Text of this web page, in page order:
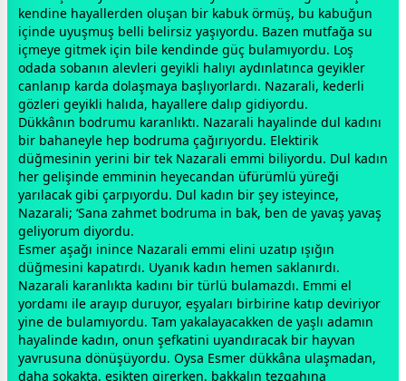
kendine hayallerden oluşan bir kabuk örmüş, bu kabuğun
içinde uyuşmuş belli belirsiz yaşıyordu. Bazen mutfağa su
içmeye gitmek için bile kendinde güç bulamıyordu. Loş
odada sobanın alevleri geyikli halıyı aydınlatınca geyikler
canlanıp karda dolaşmaya başlıyorlardı. Nazarali, kederli
gözleri geyikli halıda, hayallere dalıp gidiyordu.
Dükkânın bodrumu karanlıktı. Nazarali hayalinde dul kadını
bir bahaneyle hep bodruma çağırıyordu. Elektirik
düğmesinin yerini bir tek Nazarali emmi biliyordu. Dul kadın
her gelişinde emminin heyecandan üfürümlü yüreği
yarılacak gibi çarpıyordu. Dul kadın bir şey isteyince,
Nazarali; ‘Sana zahmet bodruma in bak, ben de yavaş yavaş
geliyorum diyordu.
Esmer aşağı inince Nazarali emmi elini uzatıp ışığın
düğmesini kapatırdı. Uyanık kadın hemen saklanırdı.
Nazarali karanlıkta kadını bir türlü bulamazdı. Emmi el
yordamı ile arayıp duruyor, eşyaları birbirine katıp deviriyor
yine de bulamıyordu. Tam yakalayacakken de yaşlı adamın
hayalinde kadın, onun şefkatini uyandıracak bir hayvan
yavrusuna dönüşüyordu. Oysa Esmer dükkâna ulaşmadan,
daha sokakta, eşikten girerken, bakkalın tezgahına